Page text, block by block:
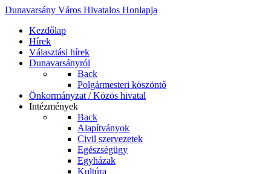
Dunavarsány Város Hivatalos Honlapja
Kezdőlap
Hírek
Választási hírek
Dunavarsányról
Back
Polgármesteri köszöntő
Önkormányzat / Közös hivatal
Intézmények
Back
Alapítványok
Civil szervezetek
Egészségügy
Egyházak
Kultúra